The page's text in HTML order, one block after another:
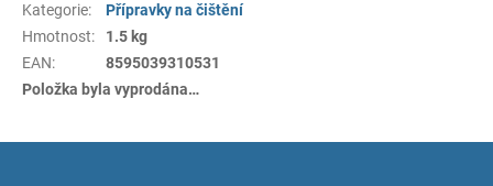
Kategorie:
Přípravky na čištění
Hmotnost:
1.5 kg
EAN:
8595039310531
Položka byla vyprodána…